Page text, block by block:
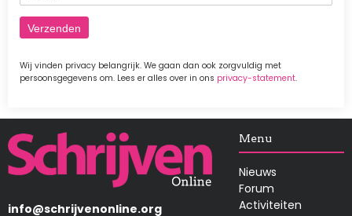
Wij vinden privacy belangrijk. We gaan dan ook zorgvuldig met
persoonsgegevens om. Lees er alles over in ons privacy-statement.
Afbeelding
info@schrijvenonline.org
Menu
Nieuws
Forum
Activiteiten